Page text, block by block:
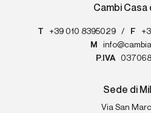
Cambi Casa
T +39 010 8395029 / F
M
P.IVA
Sede di
Via San